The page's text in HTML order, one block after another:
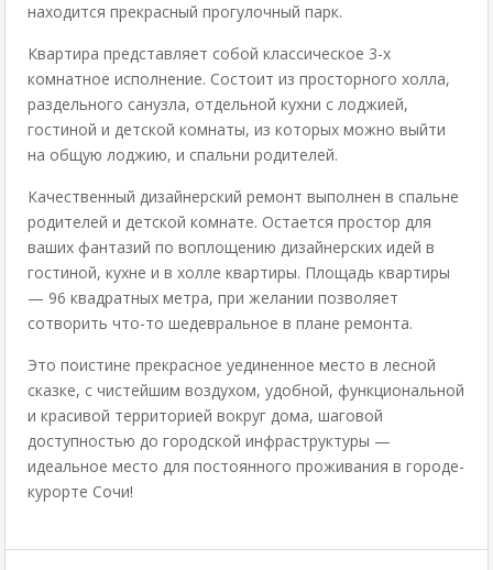
находится прекрасный прогулочный парк.
Квартира представляет собой классическое 3-х
комнатное исполнение. Состоит из просторного холла,
раздельного санузла, отдельной кухни с лоджией,
гостиной и детской комнаты, из которых можно выйти
на общую лоджию, и спальни родителей.
Качественный дизайнерский ремонт выполнен в спальне
родителей и детской комнате. Остается простор для
ваших фантазий по воплощению дизайнерских идей в
гостиной, кухне и в холле квартиры. Площадь квартиры
— 96 квадратных метра, при желании позволяет
сотворить что-то шедевральное в плане ремонта.
Это поистине прекрасное уединенное место в лесной
сказке, с чистейшим воздухом, удобной, функциональной
и красивой территорией вокруг дома, шаговой
доступностью до городской инфраструктуры —
идеальное место для постоянного проживания в городе-
курорте Сочи!